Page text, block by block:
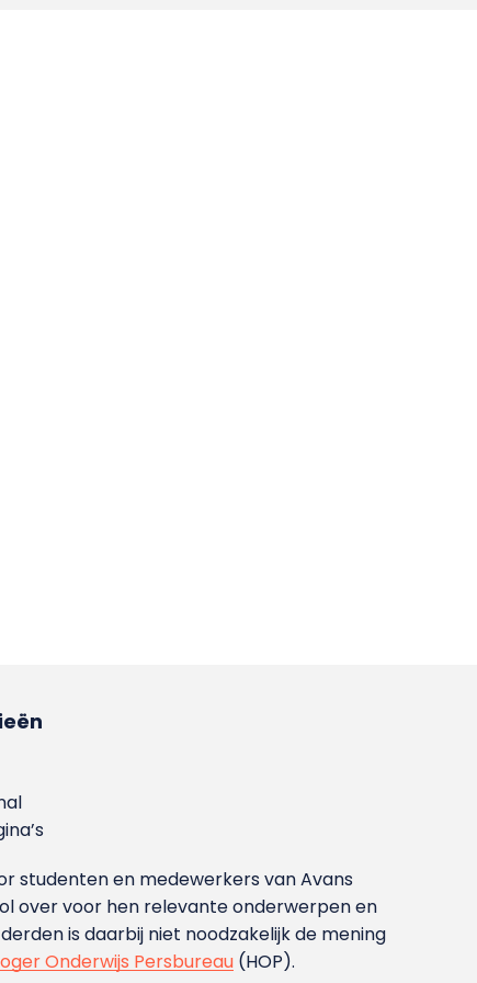
studenten en medewerkers van Avans
over voor hen relevante onderwerpen en
is daarbij niet noodzakelijk de mening
Onderwijs Persbureau (HOP).